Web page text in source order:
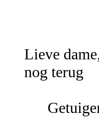
Lieve
nog terug